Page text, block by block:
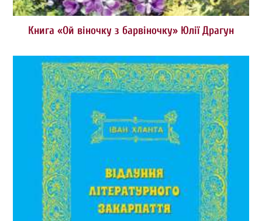
Книга «Ой віночку з барвіночку» Юлії Драгун